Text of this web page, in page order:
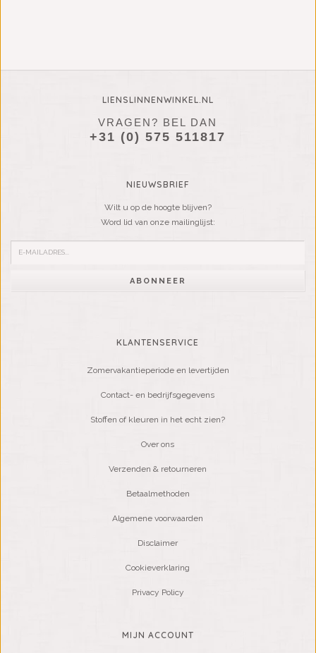
LIENSLINNENWINKEL.NL
VRAGEN? BEL DAN
+31 (0) 575 511817
NIEUWSBRIEF
Wilt u op de hoogte blijven?
Word lid van onze mailinglijst:
ABONNEER
KLANTENSERVICE
Zomervakantieperiode en levertijden
Contact- en bedrijfsgegevens
Stoffen of kleuren in het echt zien?
Over ons
Verzenden & retourneren
Betaalmethoden
Algemene voorwaarden
Disclaimer
Cookieverklaring
Privacy Policy
MIJN ACCOUNT